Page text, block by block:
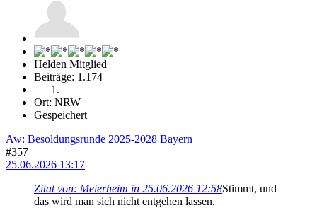
Helden Mitglied
Beiträge: 1.174
Ort: NRW
Gespeichert
Aw: Besoldungsrunde 2025-2028 Bayern
#357
25.06.2026 13:17
Zitat von: Meierheim in 25.06.2026 12:58Stimmt, und
das wird man sich nicht entgehen lassen.